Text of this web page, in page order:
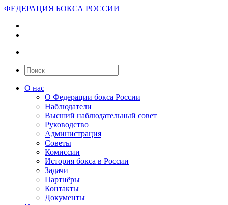
ФЕДЕРАЦИЯ БОКСА РОССИИ
О нас
О Федерации бокса России
Наблюдатели
Высший наблюдательный совет
Руководство
Администрация
Советы
Комиссии
История бокса в России
Задачи
Партнёры
Контакты
Документы